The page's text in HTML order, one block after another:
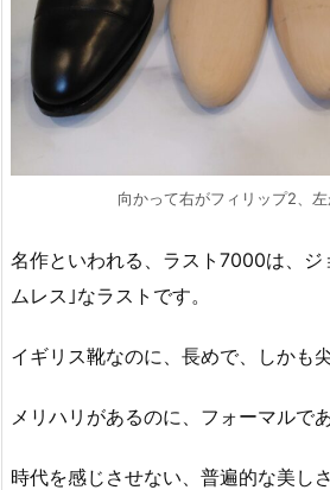
向かって右がフィリップ2、
名作といわれる、ラスト7000は、ジ
ムレス｣なラストです。
イギリス靴なのに、長めで、しかも
メリハリがあるのに、フォーマルであ
時代を感じさせない、普遍的な美し